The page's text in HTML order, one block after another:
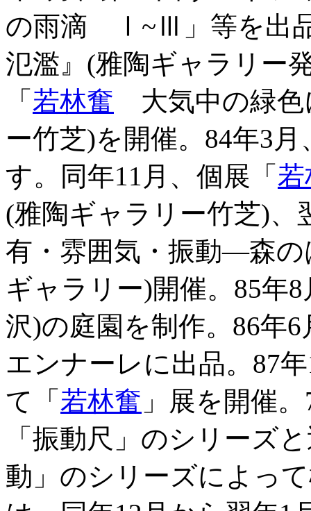
の雨滴 Ⅰ~Ⅲ」等を出品
氾濫』(雅陶ギャラリー
「 若林奮 大気中の緑色
ー竹芝)を開催。84年3
す。同年11月、個展「 若
(雅陶ギャラリー竹芝)、
有・雰囲気・振動―森
ギャラリー)開催。85年
沢)の庭園を制作。86年
エンナーレに出品。87
て「 若林奮 」展を開催
「振動尺」のシリーズ
動」のシリーズによっ